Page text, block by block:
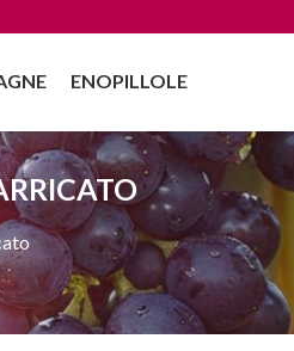
ENOPILLOLE